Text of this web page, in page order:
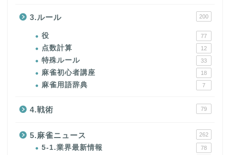
3.ルール 200
役 77
点数計算 12
特殊ルール 33
麻雀初心者講座 18
麻雀用語辞典 7
4.戦術 79
5.麻雀ニュース 262
5-1.業界最新情報 78